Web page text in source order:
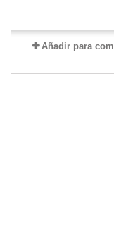
Añadir para